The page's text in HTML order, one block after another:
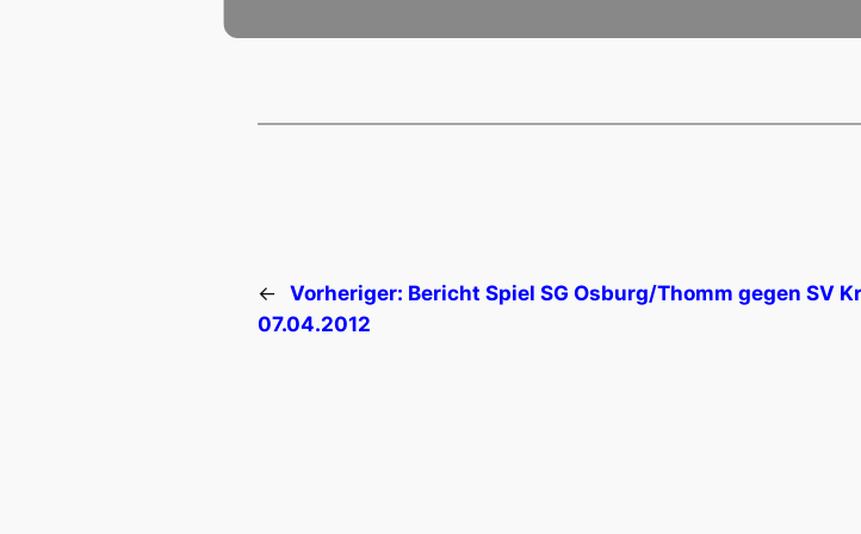
← Vorheriger: Bericht Spiel SG Osburg/Thomm gegen SV
07.04.2012